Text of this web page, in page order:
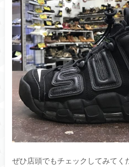
ぜひ店頭でもチェックしてみてく